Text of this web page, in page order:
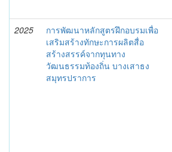
2025
การพัฒนาหลักสูตรฝึกอบรมเพื่อ
เสริมสร้างทักษะการผลิตสื่อ
สร้างสรรค์จากทุนทาง
วัฒนธรรมท้องถิ่น บางเสาธง
สมุทรปราการ